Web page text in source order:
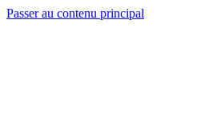
Passer au contenu principal